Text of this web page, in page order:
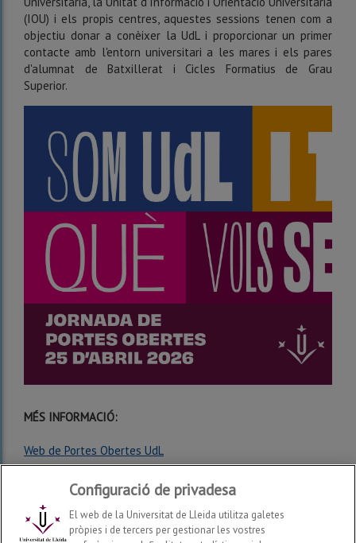
(IOU) i els propis centres, aquestes sessions tenen com a
objectiu donar a conèixer la UdL i proporcionar un primer
contacte amb l'entorn universitari a les mares i els pares
d'alumnat de Batxillerat i Cicles Formatius de Grau
Superior.
MÉS INFORMACIÓ:
Web de Portes Obertes UdL
Configuració de privadesa
El web de la Universitat de Lleida utilitza galetes
pròpies i de tercers per gestionar les vostres